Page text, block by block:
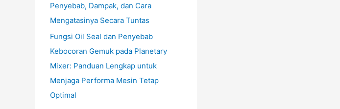
Penyebab, Dampak, dan Cara
Mengatasinya Secara Tuntas
Fungsi Oil Seal dan Penyebab
Kebocoran Gemuk pada Planetary
Mixer: Panduan Lengkap untuk
Menjaga Performa Mesin Tetap
Optimal